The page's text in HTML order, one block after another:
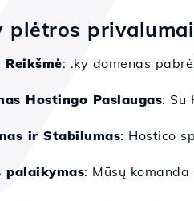
plėtros
: .ky domenas
Hostingo Paslaugas: Su
ir Stabilumas: Hostico
palaikymas: Mūsų